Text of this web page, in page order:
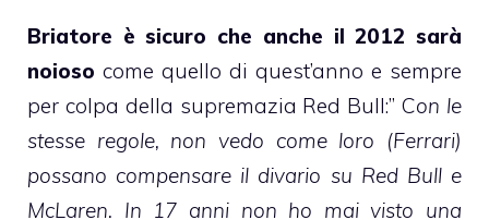
Briatore è sicuro che anche il 2012 sarà
noioso come quello di quest’anno e sempre
per colpa della supremazia Red Bull:” Con le
stesse regole, non vedo come loro (Ferrari)
possano compensare il divario su Red Bull e
McLaren. In 17 anni non ho mai visto una